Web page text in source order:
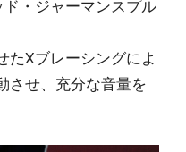
・ジャーマンスプル
たXブレーシングによ
させ、充分な音量を